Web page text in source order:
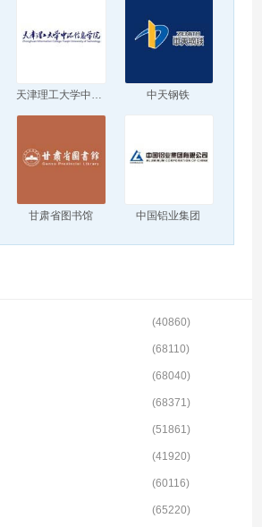
天津理工大学中环信息学院 中天钢铁
甘肃省图书馆 中国铝业集团
(40860)
(68110)
(68040)
(68371)
(51861)
(41920)
(60116)
(65220)